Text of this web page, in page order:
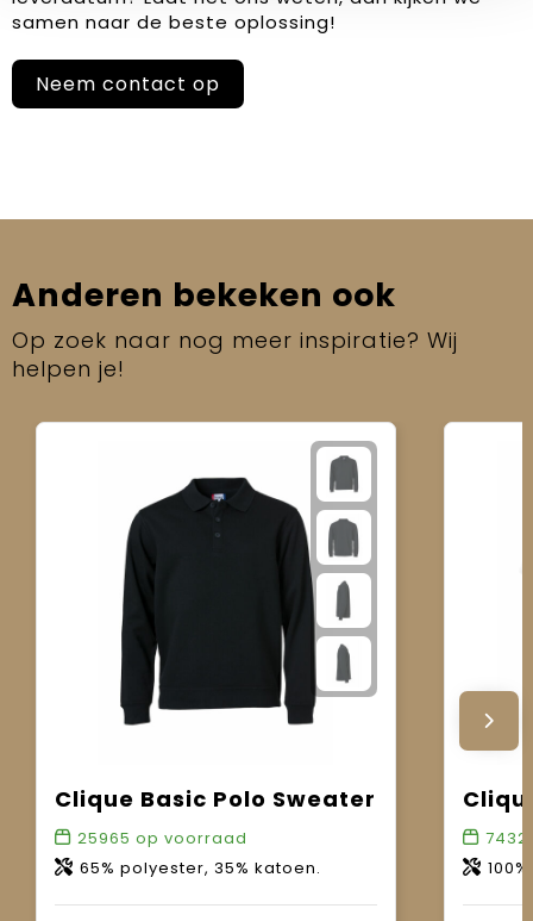
samen naar de beste oplossing!
Neem contact op
Anderen bekeken ook
Op zoek naar nog meer inspiratie? Wij
helpen je!
Clique Basic Polo Sweater
25965 op voorraad
65% polyester, 35% katoen.
7432